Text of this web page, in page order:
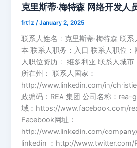
克里斯蒂·梅特森 网络开发人
frt1z /January 2, 2025
联系人姓名：克里斯蒂·梅特森 联
本 联系人职务：入口 联系人职位：
人职位资历： 维多利亚 联系人城市
所在州： 联系人国家：
http://www.linkedin.com/in/
政编码：REA 集团 公司名称：rea-
域：https://www.facebook.com/
Facebook网址：
http://www.linkedin.com/
linkedin ：http://www.twitter.com/